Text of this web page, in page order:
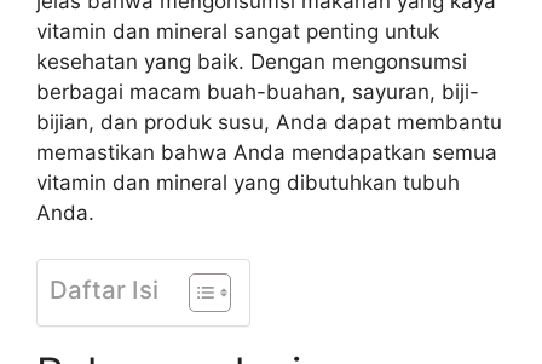
vitamin dan mineral sangat penting untuk
kesehatan yang baik. Dengan mengonsumsi
berbagai macam buah-buahan, sayuran, biji-
bijian, dan produk susu, Anda dapat membantu
memastikan bahwa Anda mendapatkan semua
vitamin dan mineral yang dibutuhkan tubuh
Anda.
Daftar Isi